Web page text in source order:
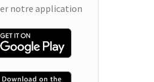
notre application